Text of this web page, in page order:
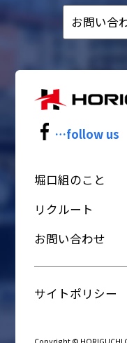
お問い合
…follow us
堀口組のこと
リクルート
お問い合わせ
サイトポリシー